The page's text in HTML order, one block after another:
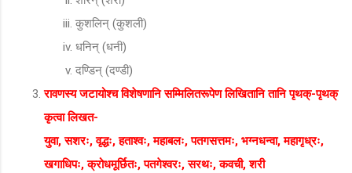
कुशलिन् (कुशली)
धनिन् (धनी)
दण्डिन् (दण्डी)
रावणस्य जटायोश्च विशेषणानि सम्मिलितरूपेण लिखितानि तानि पृथक्-पृथक्
कृत्वा लिखत-
युवा, सशरः, वृद्धः, हताश्वः, महाबलः, पतगसत्तमः, भग्नधन्वा, महागृध्रः,
खगाधिपः, क्रोधमूर्छितः, पतगेश्वरः, सरथः, कवची, शरी